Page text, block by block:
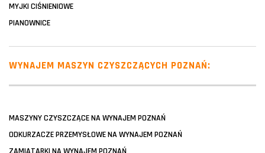
MYJKI CIŚNIENIOWE
PIANOWNICE
WYNAJEM MASZYN CZYSZCZĄCYCH POZNAŃ:
MASZYNY CZYSZCZĄCE NA WYNAJEM POZNAŃ
ODKURZACZE PRZEMYSŁOWE NA WYNAJEM POZNAŃ